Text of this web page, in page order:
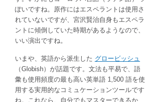
ぽいですね。原作にはエスペラントは使用さ
れていないですが、宮沢賢治自身もエスペラ
ントに傾倒していた時期があるようなので、
いい演出ですね。
いまや、英語から派生した グロービッシュ
（Globish）が話題です。文法も平易で、語
彙も使用頻度の最も高い英単語 1,500 語を使
用する実用的なコミュケーションツールです
ね。これなら、自分でもマスターできるか